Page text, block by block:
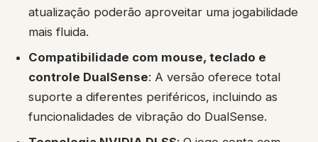
atualização poderão aproveitar uma jogabilidade
mais fluida.
Compatibilidade com mouse, teclado e
controle DualSense: A versão oferece total
suporte a diferentes periféricos, incluindo as
funcionalidades de vibração do DualSense.